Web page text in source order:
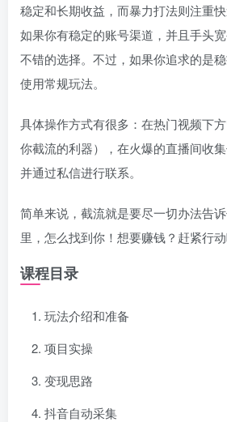
稳定和长期收益，而暴力打法则注重快
如果你有稳定的账号渠道，并且手头
不错的选择。不过，如果你追求的是
使用常规玩法。
具体操作方式有很多：在热门视频下
你截流的利器），在火爆的直播间收
并通过私信进行联系。
简单来说，截流就是要尽一切办法告
里，怎么找到你！想要赚钱？赶紧行动
课程目录
玩法介绍和准备
项目实操
变现思路
抖音自动采集